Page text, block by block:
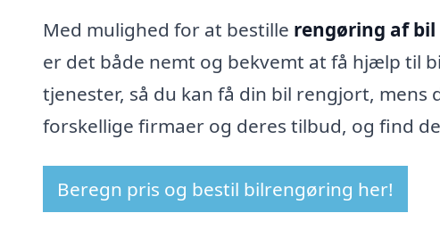
Med mulighed for at bestille rengøring af bil
er det både nemt og bekvemt at få hjælp til
tjenester, så du kan få din bil rengjort,
forskellige firmaer og deres tilbud, og find
Beregn pris og bestil bilrengøring her!